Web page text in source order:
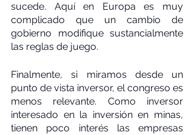
sucede. Aquí en Europa es muy
complicado que un cambio de
gobierno modifique sustancialmente
las reglas de juego.
Finalmente, si miramos desde un
punto de vista inversor, el congreso es
menos relevante. Como inversor
interesado en la inversión en minas,
tienen poco interés las empresas